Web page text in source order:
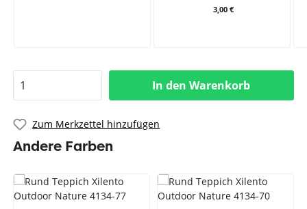
3,00 €
In den Warenkorb
Zum Merkzettel hinzufügen
Andere Farben